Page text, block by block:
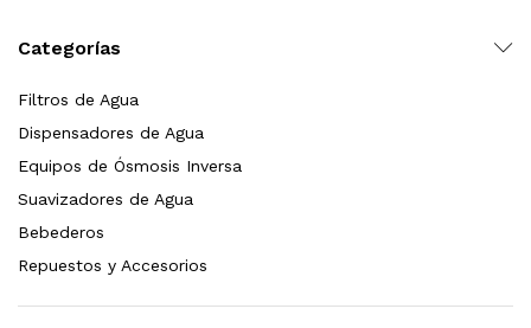
Categorías
Filtros de Agua
Dispensadores de Agua
Equipos de Ósmosis Inversa
Suavizadores de Agua
Bebederos
Repuestos y Accesorios
L/h, con filtración Welltek WT-WFS600-3S
Leer más
grifo y filtración Welltek WT-PWDF-600A